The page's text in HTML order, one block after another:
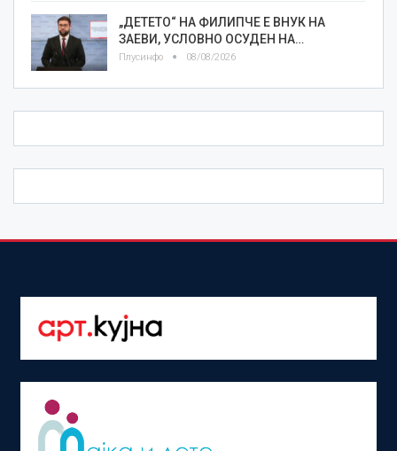
„ДЕТЕТО“ НА ФИЛИПЧЕ Е ВНУК НА
ЗАЕВИ, УСЛОВНО ОСУДЕН НА…
Плусинфо 08/08/2026